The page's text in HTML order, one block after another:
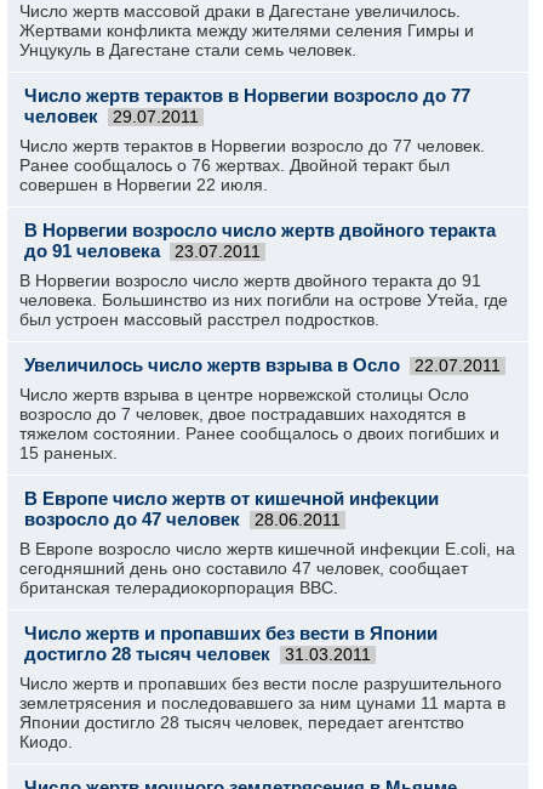
Число жертв массовой драки в Дагестане увеличилось.
Жертвами конфликта между жителями селения Гимры и
Унцукуль в Дагестане стали семь человек.
Число жертв терактов в Норвегии возросло до 77
человек
29.07.2011
Число жертв терактов в Норвегии возросло до 77 человек.
Ранее сообщалось о 76 жертвах. Двойной теракт был
совершен в Норвегии 22 июля.
В Норвегии возросло число жертв двойного теракта
до 91 человека
23.07.2011
В Норвегии возросло число жертв двойного теракта до 91
человека. Большинство из них погибли на острове Утейа, где
был устроен массовый расстрел подростков.
Увеличилось число жертв взрыва в Осло 22.07.2011
Число жертв взрыва в центре норвежской столицы Осло
возросло до 7 человек, двое пострадавших находятся в
тяжелом состоянии. Ранее сообщалось о двоих погибших и
15 раненых.
В Европе число жертв от кишечной инфекции
возросло до 47 человек
28.06.2011
В Европе возросло число жертв кишечной инфекции E.coli, на
сегодняшний день оно составило 47 человек, сообщает
британская телерадиокорпорация BBC.
Число жертв и пропавших без вести в Японии
достигло 28 тысяч человек
31.03.2011
Число жертв и пропавших без вести после разрушительного
землетрясения и последовавшего за ним цунами 11 марта в
Японии достигло 28 тысяч человек, передает агентство
Киодо.